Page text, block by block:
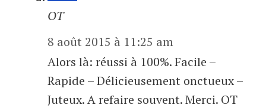
OT
8 août 2015 à 11:25 am
Alors là: réussi à 100%. Facile –
Rapide – Délicieusement onctueux –
Juteux. A refaire souvent. Merci. OT